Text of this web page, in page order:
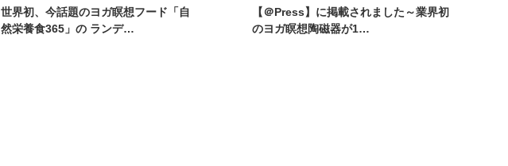
世界初、今話題のヨガ瞑想フード「自
然栄養食365」の ランデ…
【＠Press】に掲載されました～業界初
のヨガ瞑想陶磁器が1…